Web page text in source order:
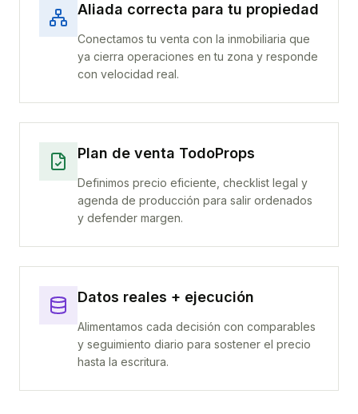
Aliada correcta para tu propiedad
Conectamos tu venta con la inmobiliaria que
ya cierra operaciones en tu zona y responde
con velocidad real.
Plan de venta TodoProps
Definimos precio eficiente, checklist legal y
agenda de producción para salir ordenados
y defender margen.
Datos reales + ejecución
Alimentamos cada decisión con comparables
y seguimiento diario para sostener el precio
hasta la escritura.